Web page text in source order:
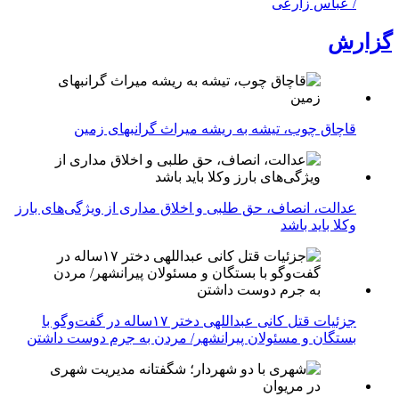
/ عباس زارعی
گزارش
قاچاق چوب، تیشه به ریشه میراث گرانبهای زمین
عدالت، انصاف، حق طلبی و اخلاق مداری از ویژگی‌های بارز
وکلا باید باشد
جزئیات قتل کانی عبداللهی دختر ۱۷ساله در گفت‌وگو با
بستگان و مسئولان پیرانشهر/ مردن به جرم دوست داشتن